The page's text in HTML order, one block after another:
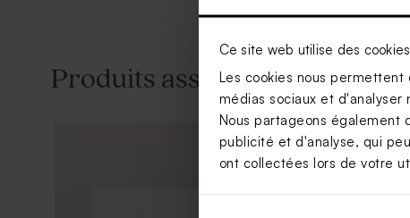
Ce site web utilise des
Les cookies nous
médias sociaux et d'analyser
Nous partageons également
publicité et d'analyse, qui
ont collectées lors de votre
Produits associés